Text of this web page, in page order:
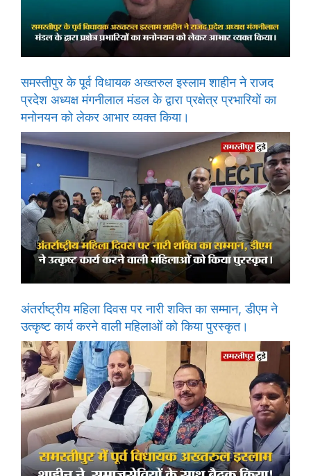
समस्तीपुर के पूर्व विधायक अख्तरुल इस्लाम शाहीन ने राजद
प्रदेश अध्यक्ष मंगनीलाल मंडल के द्वारा प्रक्षेत्र प्रभारियों का
मनोनयन को लेकर आभार व्यक्त किया।
अंतर्राष्ट्रीय महिला दिवस पर नारी शक्ति का सम्मान, डीएम ने
उत्कृष्ट कार्य करने वाली महिलाओं को किया पुरस्कृत।